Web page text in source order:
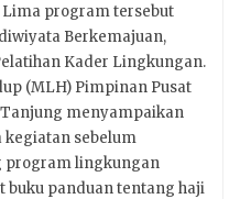
program tersebut
Berkemajuan,
Kader Lingkungan.
(MLH) Pimpinan Pusat
Tanjung menyampaikan
kegiatan sebelum
program lingkungan
buku panduan tentang haji